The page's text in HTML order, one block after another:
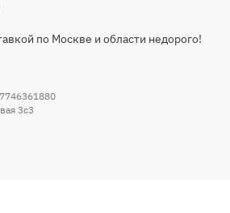
по Москве и области недорого!
3c3